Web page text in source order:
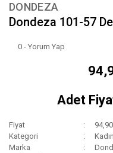
DONDEZA
Dondeza 101-57
0 - Yorum Yap
Adet
Fiyat
Kategori
Marka